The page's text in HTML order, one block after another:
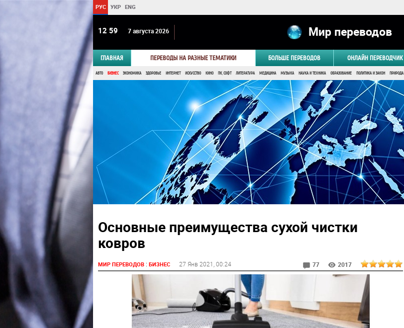
РУС УКР ENG
12:59 7 августа 2026 Мир переводов
ГЛАВНАЯ ПЕРЕВОДЫ НА РАЗНЫЕ ТЕМАТИКИ БОЛЬШЕ ПЕРЕВОДОВ ОНЛАЙН ПЕРЕВОДЧИК
АВТО БИЗНЕС ЭКОНОМИКА ЗДОРОВЬЕ ИНТЕРНЕТ ИСКУССТВО КИНО ПК, СОФТ ЛИТЕРАТУРА МЕДИЦИНА МУЗЫКА НАУКА И ТЕХНИКА ОБРАЗОВАНИЕ ПОЛИТИКА И ЗАКОН ПРИРОДА
Основные преимущества сухой чистки
ковров
МИР ПЕРЕВОДОВ: БИЗНЕС 27 Янв 2021 , 00:24 77 2017